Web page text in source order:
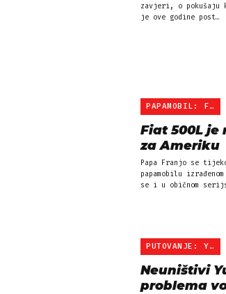
zavjeri, o pokušaju
je ove godine post…
PAPAMOBIL: FIAT 500L
Fiat 500L
za Ameriku
Papa Franjo se
papamobilu
se i u običnom
PUTOVANJE: YUGOM PO AMER…
Neuništivi
problema